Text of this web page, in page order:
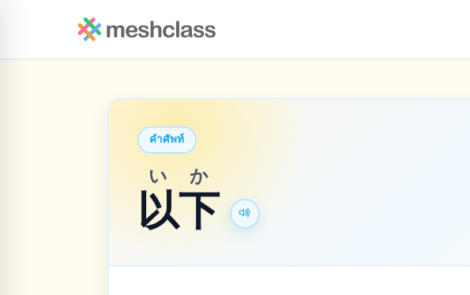
คำศัพท์
以
い
下
か